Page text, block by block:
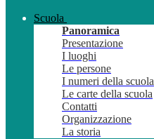
Scuola
Panoramica
Presentazione
I luoghi
Le persone
I numeri della scuola
Le carte della scuola
Contatti
Organizzazione
La storia